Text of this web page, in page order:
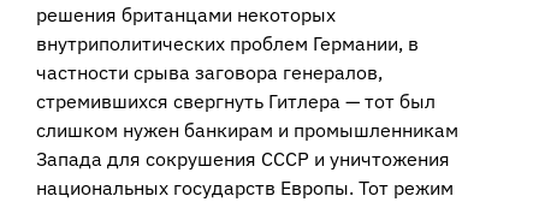
решения британцами некоторых
внутриполитических проблем Германии, в
частности срыва заговора генералов,
стремившихся свергнуть Гитлера — тот был
слишком нужен банкирам и промышленникам
Запада для сокрушения СССР и уничтожения
национальных государств Европы. Тот режим